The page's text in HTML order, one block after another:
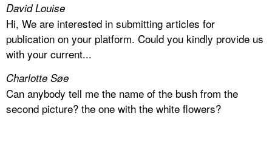
David Louise
Hi, We are interested in submitting articles for
publication on your platform. Could you kindly provide us
with your current...
Charlotte Søe
Can anybody tell me the name of the bush from the
second picture? the one with the white flowers?